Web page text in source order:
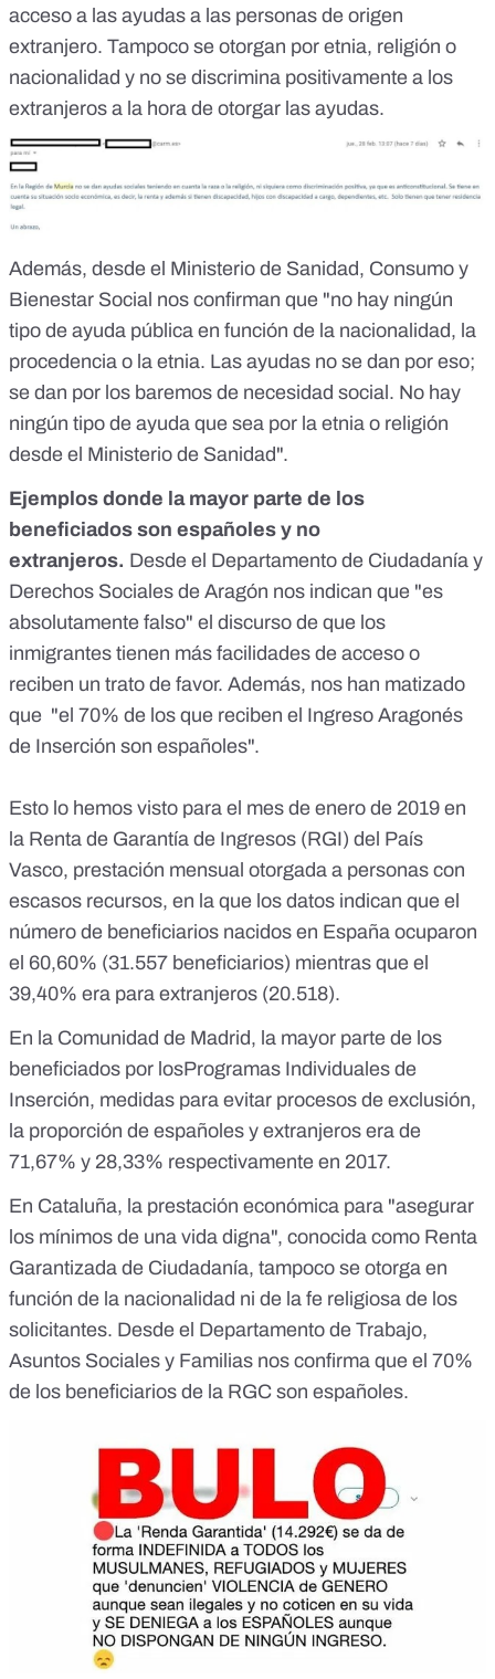
acceso a las ayudas a las personas de origen
extranjero. Tampoco se otorgan por etnia, religión o
nacionalidad y no se discrimina positivamente a los
extranjeros a la hora de otorgar las ayudas.
Además, desde el Ministerio de Sanidad, Consumo y
Bienestar Social nos confirman que "no hay ningún
tipo de ayuda pública en función de la nacionalidad, la
procedencia o la etnia. Las ayudas no se dan por eso;
se dan por los baremos de necesidad social. No hay
ningún tipo de ayuda que sea por la etnia o religión
desde el Ministerio de Sanidad".
Ejemplos donde la mayor parte de los
beneficiados son españoles y no
extranjeros. Desde el Departamento de Ciudadanía y
Derechos Sociales de Aragón nos indican que "es
absolutamente falso" el discurso de que los
inmigrantes tienen más facilidades de acceso o
reciben un trato de favor. Además, nos han matizado
que "el 70% de los que reciben el Ingreso Aragonés
de Inserción son españoles".
Esto lo hemos visto para el mes de enero de 2019 en
la Renta de Garantía de Ingresos (RGI) del País
Vasco, prestación mensual otorgada a personas con
escasos recursos, en la que los datos indican que el
número de beneficiarios nacidos en España ocuparon
el 60,60% (31.557 beneficiarios) mientras que el
39,40% era para extranjeros (20.518).
En la Comunidad de Madrid, la mayor parte de los
beneficiados por losProgramas Individuales de
Inserción, medidas para evitar procesos de exclusión,
la proporción de españoles y extranjeros era de
71,67% y 28,33% respectivamente en 2017.
En Cataluña, la prestación económica para "asegurar
los mínimos de una vida digna", conocida como Renta
Garantizada de Ciudadanía, tampoco se otorga en
función de la nacionalidad ni de la fe religiosa de los
solicitantes. Desde el Departamento de Trabajo,
Asuntos Sociales y Familias nos confirma que el 70%
de los beneficiarios de la RGC son españoles.